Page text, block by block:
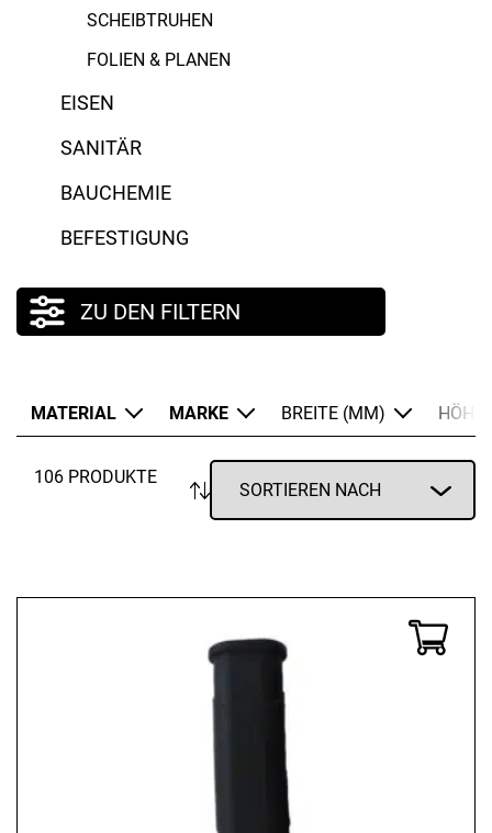
SCHEIBTRUHEN
FOLIEN & PLANEN
EISEN
SANITÄR
BAUCHEMIE
BEFESTIGUNG
ZU DEN FILTERN
MATERIAL
PP-Faden
Stahl verzinkt
MARKE
Burg-Wächter
HM Müllner
Lorencic
Schuller Eh`klar
Wöhler
BREITE (MM) HÖHE
106 PRODUKTE